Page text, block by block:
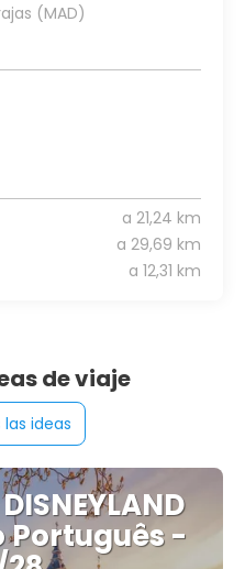
(MAD)
a 21,24 km
a 29,69 km
a 12,31 km
de viaje
ideas
Português -